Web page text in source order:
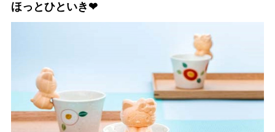
ほっとひといき❤